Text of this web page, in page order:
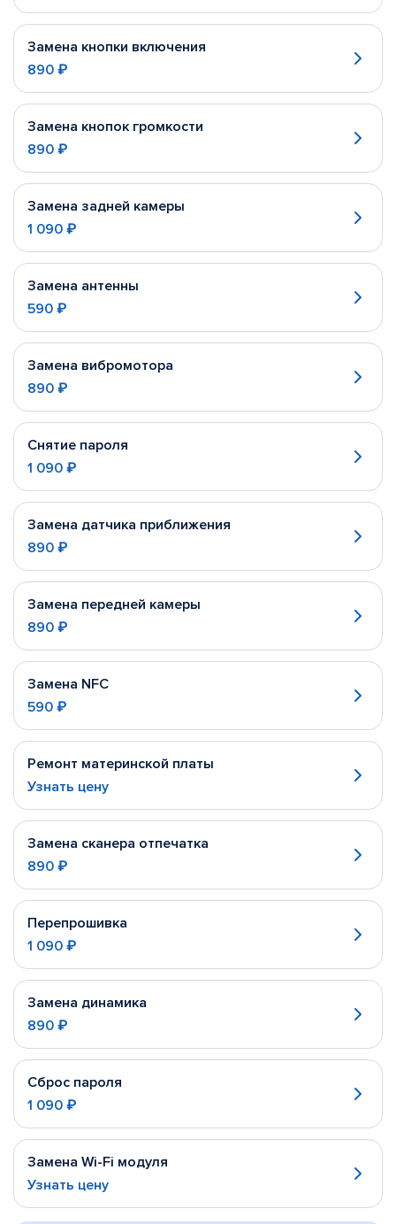
Замена кнопки включения
890 ₽
Замена кнопок громкости
890 ₽
Замена задней камеры
1 090 ₽
Замена антенны
590 ₽
Замена вибромотора
890 ₽
Снятие пароля
1 090 ₽
Замена датчика приближения
890 ₽
Замена передней камеры
890 ₽
Замена NFC
590 ₽
Ремонт материнской платы
Узнать цену
Замена сканера отпечатка
890 ₽
Перепрошивка
1 090 ₽
Замена динамика
890 ₽
Сброс пароля
1 090 ₽
Замена Wi-Fi модуля
Узнать цену